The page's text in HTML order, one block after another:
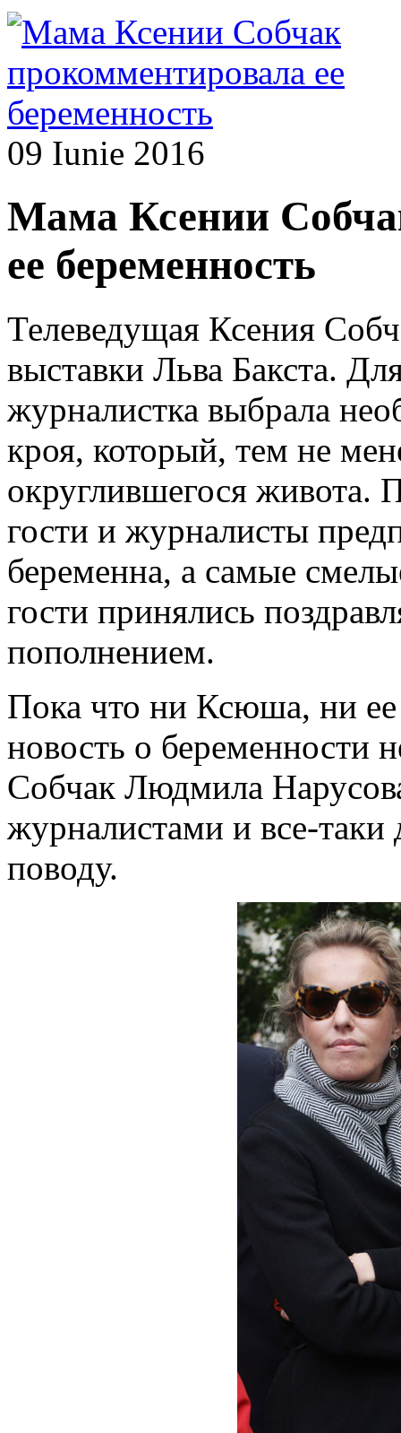
09 Iunie 2016
Мама Ксении
ее беременность
Телеведущая Ксения
выставки Льва Бакста.
журналистка выбрала
кроя, который, тем не
округлившегося живота.
гости и журналисты
беременна, а самые
гости принялись
пополнением.
Пока что ни Ксюша, ни
новость о беременности
Собчак Людмила
журналистами и все-
поводу.